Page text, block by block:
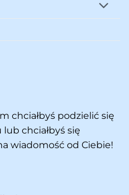
chciałbyś podzielić się
chciałbyś się
wiadomość od Ciebie!